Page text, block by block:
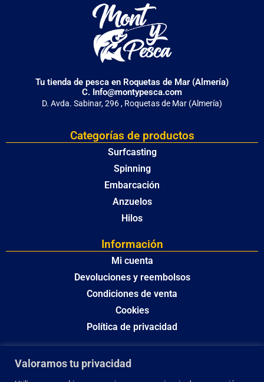
Valoramos tu privacidad
Tu tienda de pesca en Roquetas de Mar (Almería)
C. Info@montypesca.com
D. Avda. Sabinar, 296 , Roquetas de Mar (Almería)
Categorías de productos
Surfcasting
Spinning
Embarcación
Anzuelos
Hilos
Información
Mi cuenta
Devoluciones y reembolsos
Condiciones de venta
Cookies
Política de privacidad